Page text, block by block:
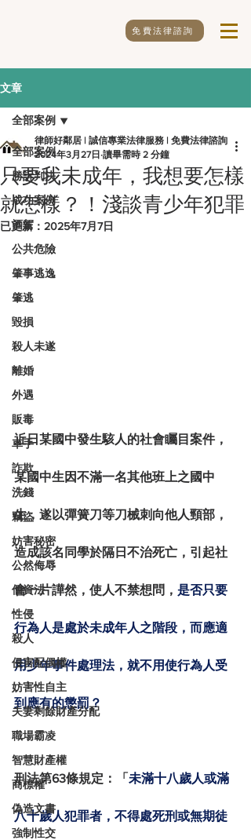
免費法律諮詢
文章
全部案例
勝訴判決
成功案例
酒駕
公共危險
肇事逃逸
肇逃
毀損
殺人未遂
離婚
外遇
販毒
車手
詐欺
洗錢
竊盜
妨害秘密
公然侮辱
個資法
性侵
殺人
侵害配偶權
妨害性自主
夫妻剩餘財產分配
職場霸凌
智慧財產權
商標權
偽造文書
強制性交
全部案例
只要我未成年，我想要怎樣
就怎樣？！淺談青少年犯罪
律師好鄰居 | 誠信專業法律服務 | 免費法律諮詢
2024年3月27日 讀畢需時 2 分鐘
已更新： 2025年7月7日
近日某國中發生駭人的社會矚目案件，
某國中生因不滿一名其他班上之國中
生，遂以彈簧刀等刀械刺向他人頸部，
造成該名同學於隔日不治死亡，引起社
會一片譁然，使人不禁想問， 是否只要
行為人是處於未成年人之階段，而應適
用少年事件處理法，就不用使行為人受
到應有的懲罰？
刑法第63條規定：「 未滿十八歲人或滿
八十歲人犯罪者，不得處死刑或無期徒